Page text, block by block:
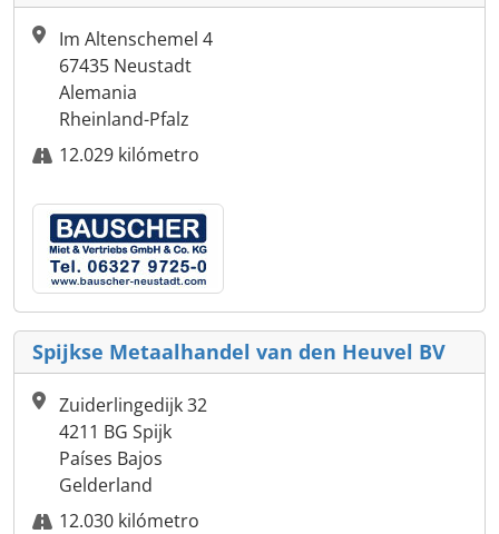
Im Altenschemel 4
67435 Neustadt
Alemania
Rheinland-Pfalz
12.029 kilómetro
Spijkse Metaalhandel van den Heuvel BV
Zuiderlingedijk 32
4211 BG Spijk
Países Bajos
Gelderland
12.030 kilómetro